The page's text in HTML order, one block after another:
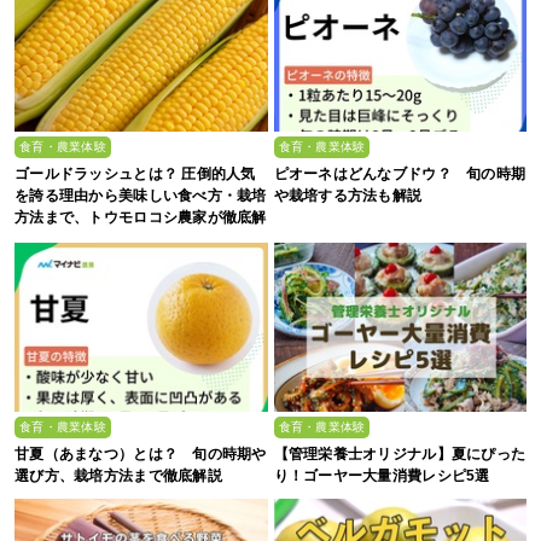
食育・農業体験
ゴールドラッシュとは？ 圧倒的人気
を誇る理由から美味しい食べ方・栽培
方法まで、トウモロコシ農家が徹底解
説
食育・農業体験
ピオーネはどんなブドウ？ 旬の時期
や栽培する方法も解説
食育・農業体験
甘夏（あまなつ）とは？ 旬の時期や
選び方、栽培方法まで徹底解説
食育・農業体験
【管理栄養士オリジナル】夏にぴった
り！ゴーヤー大量消費レシピ5選